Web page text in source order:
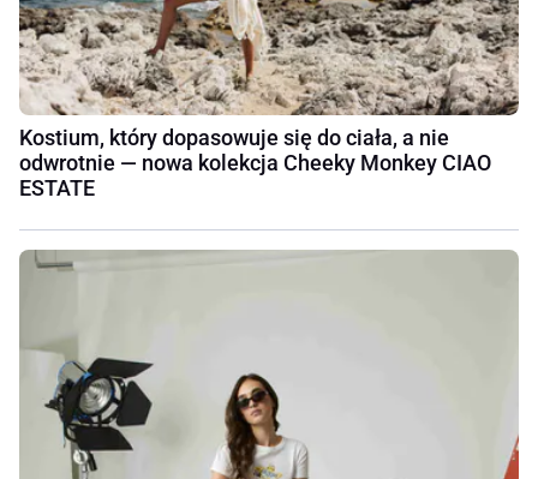
Kostium, który dopasowuje się do ciała, a nie
odwrotnie — nowa kolekcja Cheeky Monkey CIAO
ESTATE